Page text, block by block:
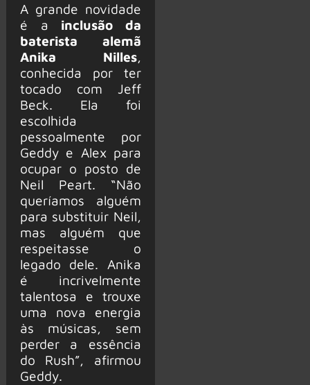
A grande novidade
é a inclusão da
baterista alemã
Anika Nilles,
conhecida por ter
tocado com Jeff
Beck. Ela foi
escolhida
pessoalmente por
Geddy e Alex para
ocupar o posto de
Neil Peart. “Não
queríamos alguém
para substituir Neil,
mas alguém que
respeitasse o
legado dele. Anika
é incrivelmente
talentosa e trouxe
uma nova energia
às músicas, sem
perder a essência
do Rush”, afirmou
Geddy.